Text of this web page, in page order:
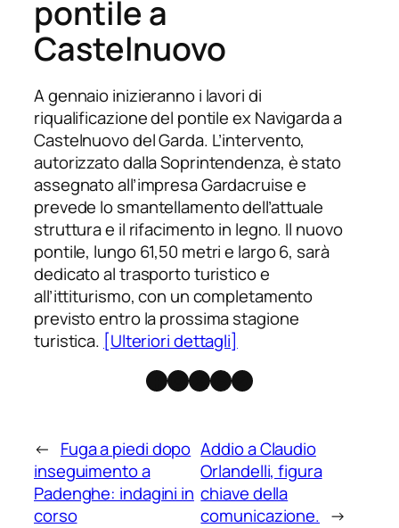
pontile a
Castelnuovo
A gennaio inizieranno i lavori di
riqualificazione del pontile ex Navigarda a
Castelnuovo del Garda. L’intervento,
autorizzato dalla Soprintendenza, è stato
assegnato all’impresa Gardacruise e
prevede lo smantellamento dell’attuale
struttura e il rifacimento in legno. Il nuovo
pontile, lungo 61,50 metri e largo 6, sarà
dedicato al trasporto turistico e
all’ittiturismo, con un completamento
previsto entro la prossima stagione
turistica. [Ulteriori dettagli]
Facebook
Instagram
X Threads
Telegram
← Fuga a piedi dopo
inseguimento a
Padenghe: indagini in
corso
Addio a Claudio
Orlandelli, figura
chiave della
comunicazione. →